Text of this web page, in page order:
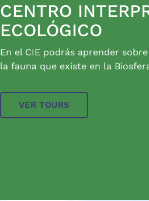
CENTRO
ECOLÓGICO
En el CIE podrás aprender
la fauna que existe en la
VER TOURS